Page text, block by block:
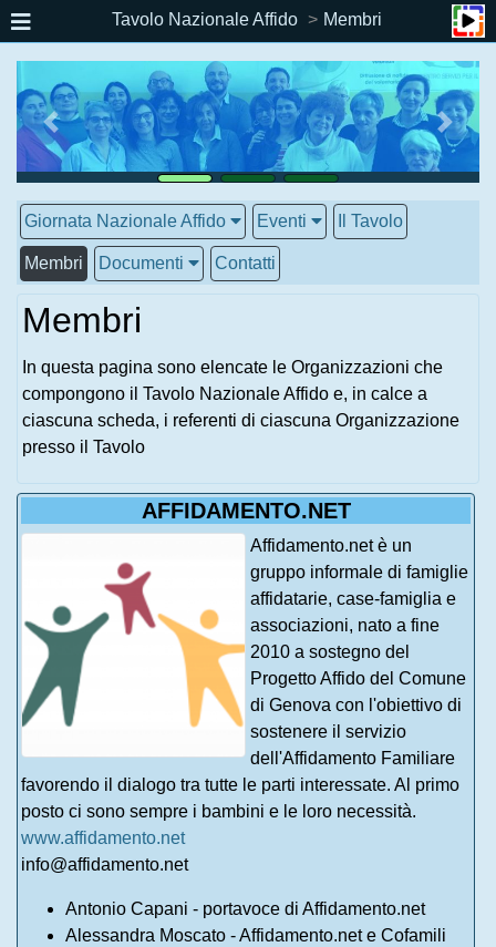
Tavolo Nazionale Affido Membri
Giornata Nazionale Affido Eventi Il Tavolo
Membri Documenti Contatti
Membri
In questa pagina sono elencate le Organizzazioni che
compongono il Tavolo Nazionale Affido e, in calce a
ciascuna scheda, i referenti di ciascuna Organizzazione
presso il Tavolo
AFFIDAMENTO.NET
Affidamento.net è un
gruppo informale di famiglie
affidatarie, case-famiglia e
associazioni, nato a fine
2010 a sostegno del
Progetto Affido del Comune
di Genova con l'obiettivo di
sostenere il servizio
dell'Affidamento Familiare
favorendo il dialogo tra tutte le parti interessate. Al primo
posto ci sono sempre i bambini e le loro necessità.
www.affidamento.net
info@affidamento.net
Antonio Capani - portavoce di Affidamento.net
Alessandra Moscato - Affidamento.net e Cofamili